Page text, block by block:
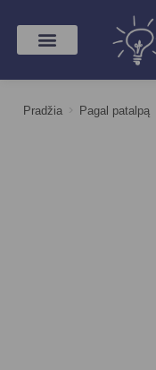
Pradžia > Pagal patalpą